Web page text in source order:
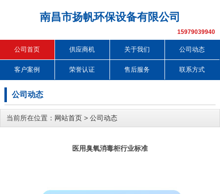
南昌市扬帆环保设备有限公司
15979039940
公司首页 供应商机 关于我们 公司动态
客户案例 荣誉认证 售后服务 联系方式
公司动态
当前所在位置： 网站首页 > 公司动态
医用臭氧消毒柜行业标准